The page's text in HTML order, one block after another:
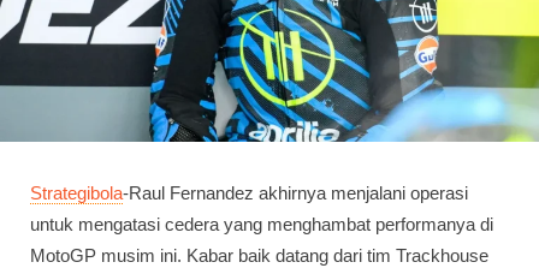
Strategibola-Raul Fernandez akhirnya menjalani operasi
untuk mengatasi cedera yang menghambat performanya di
MotoGP musim ini. Kabar baik datang dari tim Trackhouse